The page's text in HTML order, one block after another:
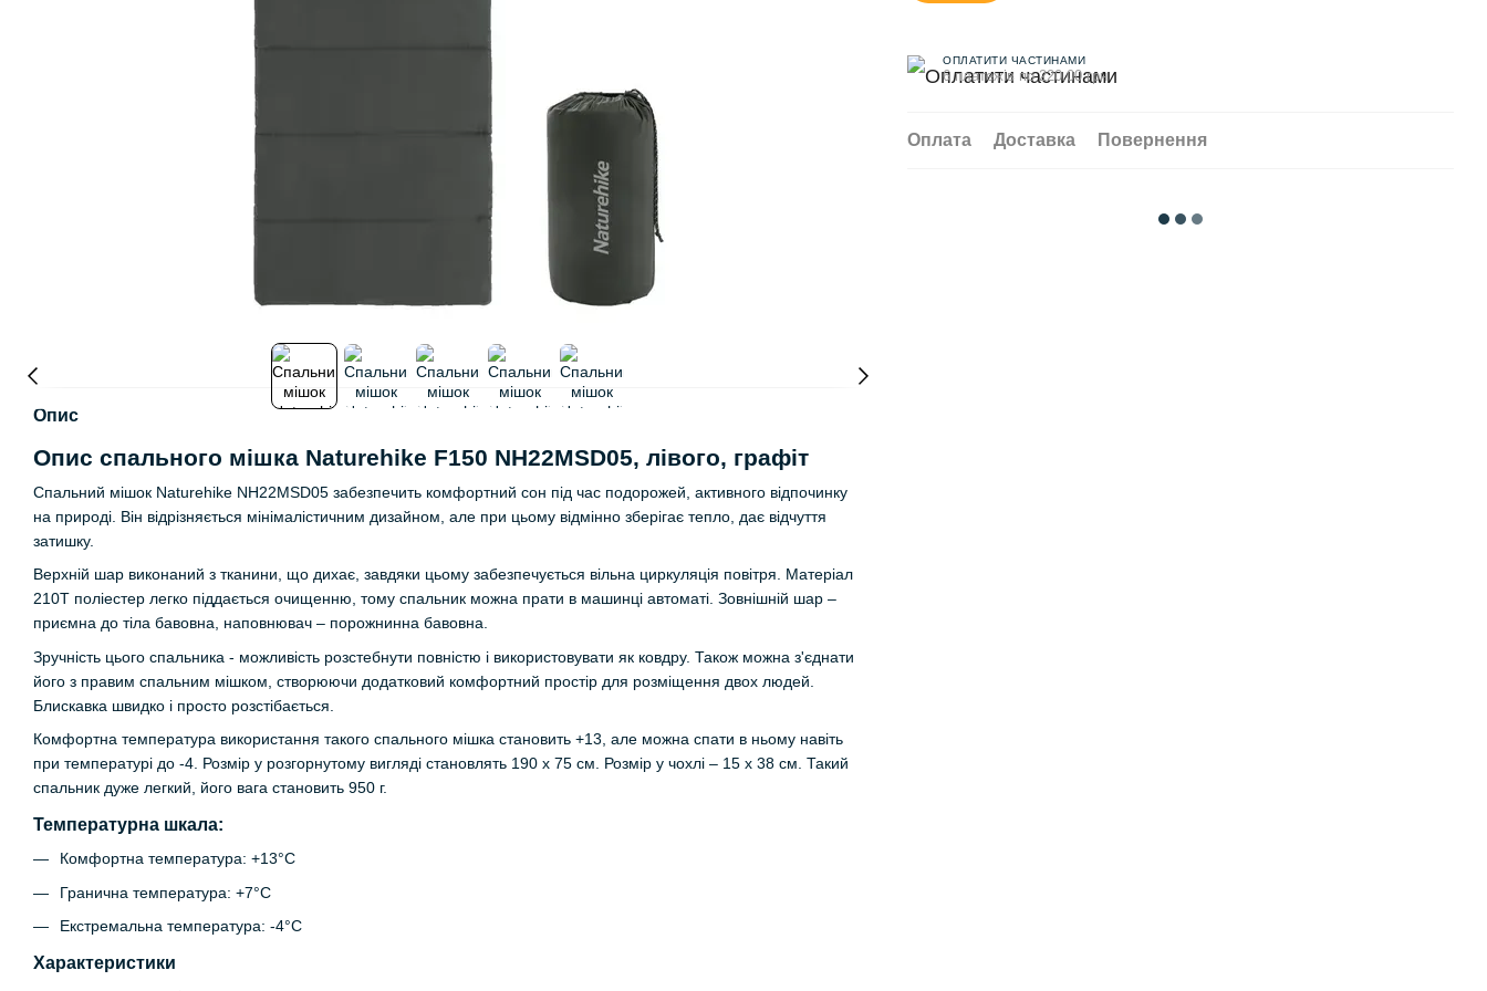
Опис
Опис спального мішка Naturehike F150 NH22MSD05, лівого, графіт
Спальний мішок Naturehike NH22MSD05 забезпечить комфортний сон під час подорожей, активного відпочинку
на природі. Він відрізняється мінімалістичним дизайном, але при цьому відмінно зберігає тепло, дає відчуття
затишку.
Верхній шар виконаний з тканини, що дихає, завдяки цьому забезпечується вільна циркуляція повітря. Матеріал
210T поліестер легко піддається очищенню, тому спальник можна прати в машинці автоматі. Зовнішній шар –
приємна до тіла бавовна, наповнювач – порожнинна бавовна.
Зручність цього спальника - можливість розстебнути повністю і використовувати як ковдру. Також можна з'єднати
його з правим спальним мішком, створюючи додатковий комфортний простір для розміщення двох людей.
Блискавка швидко і просто розстібається.
Комфортна температура використання такого спального мішка становить +13, але можна спати в ньому навіть
при температурі до -4. Розмір у розгорнутому вигляді становлять 190 х 75 см. Розмір у чохлі – 15 х 38 см. Такий
спальник дуже легкий, його вага становить 950 г.
Температурна шкала:
Комфортна температура: +13°C
Гранична температура: +7°C
Екстремальна температура: -4°C
Характеристики
ОПЛАТИТИ ЧАСТИНАМИ
6 платежів по 220.00 грн
Оплата Доставка Повернення